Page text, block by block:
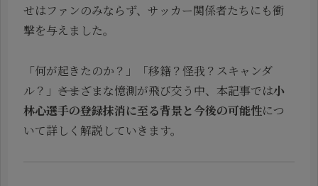
せはファンのみならず、サッカー関係者たちにも衝
撃を与えました。
「何が起きたのか？」「移籍？怪我？スキャンダ
ル？」――さまざまな憶測が飛び交う中、本記事では小
林心選手の登録抹消に至る背景と今後の可能性につ
いて詳しく解説していきます。